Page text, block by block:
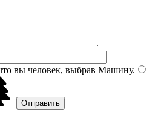
вы человек, выбрав Машину.